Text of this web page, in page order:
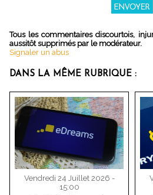
Tous les commentaires discourtois,
aussitôt supprimés par le modérateur.
Signaler un abus
DANS LA MÊME RUBRIQUE :
Vendredi 24 Juillet 2026 -
15:00